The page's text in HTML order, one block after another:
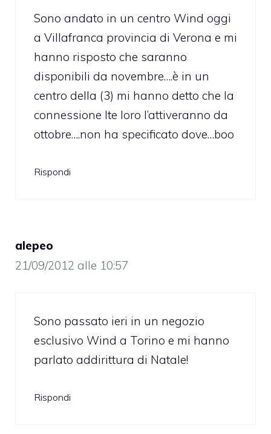
Sono andato in un centro Wind oggi
a Villafranca provincia di Verona e mi
hanno risposto che saranno
disponibili da novembre….è in un
centro della (3) mi hanno detto che la
connessione lte loro l’attiveranno da
ottobre….non ha specificato dove…boo
Rispondi
alepeo
21/09/2012 alle 10:57
Sono passato ieri in un negozio
esclusivo Wind a Torino e mi hanno
parlato addirittura di Natale!
Rispondi